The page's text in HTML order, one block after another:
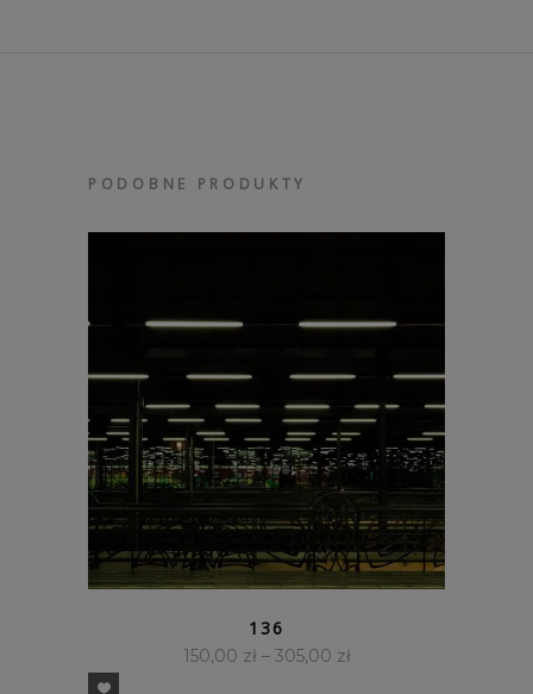
PODOBNE PRODUKTY
136
150,00 zł – 305,00 zł